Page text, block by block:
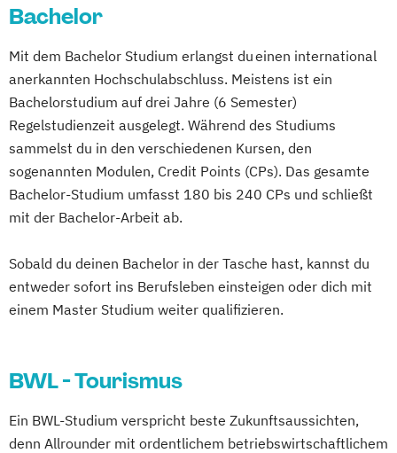
Bachelor
Mit dem Bachelor Studium erlangst du einen international
anerkannten Hochschulabschluss. Meistens ist ein
Bachelorstudium auf drei Jahre (6 Semester)
Regelstudienzeit ausgelegt. Während des Studiums
sammelst du in den verschiedenen Kursen, den
sogenannten Modulen, Credit Points (CPs). Das gesamte
Bachelor-Studium umfasst 180 bis 240 CPs und schließt
mit der Bachelor-Arbeit ab.
Sobald du deinen Bachelor in der Tasche hast, kannst du
entweder sofort ins Berufsleben einsteigen oder dich mit
einem Master Studium weiter qualifizieren.
BWL - Tourismus
Ein BWL-Studium verspricht beste Zukunftsaussichten,
denn Allrounder mit ordentlichem betriebswirtschaftlichem